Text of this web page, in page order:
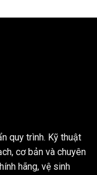
quy trình. Kỹ thuật
cơ bản và chuyên
hãng, vệ sinh